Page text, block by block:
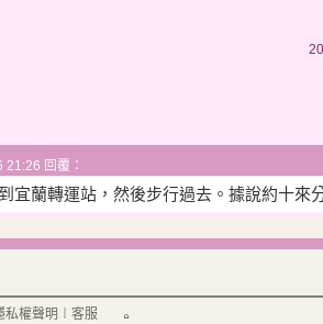
回覆：
宜蘭轉運站，然後步行過去。據說約十來
私權聲明 客服